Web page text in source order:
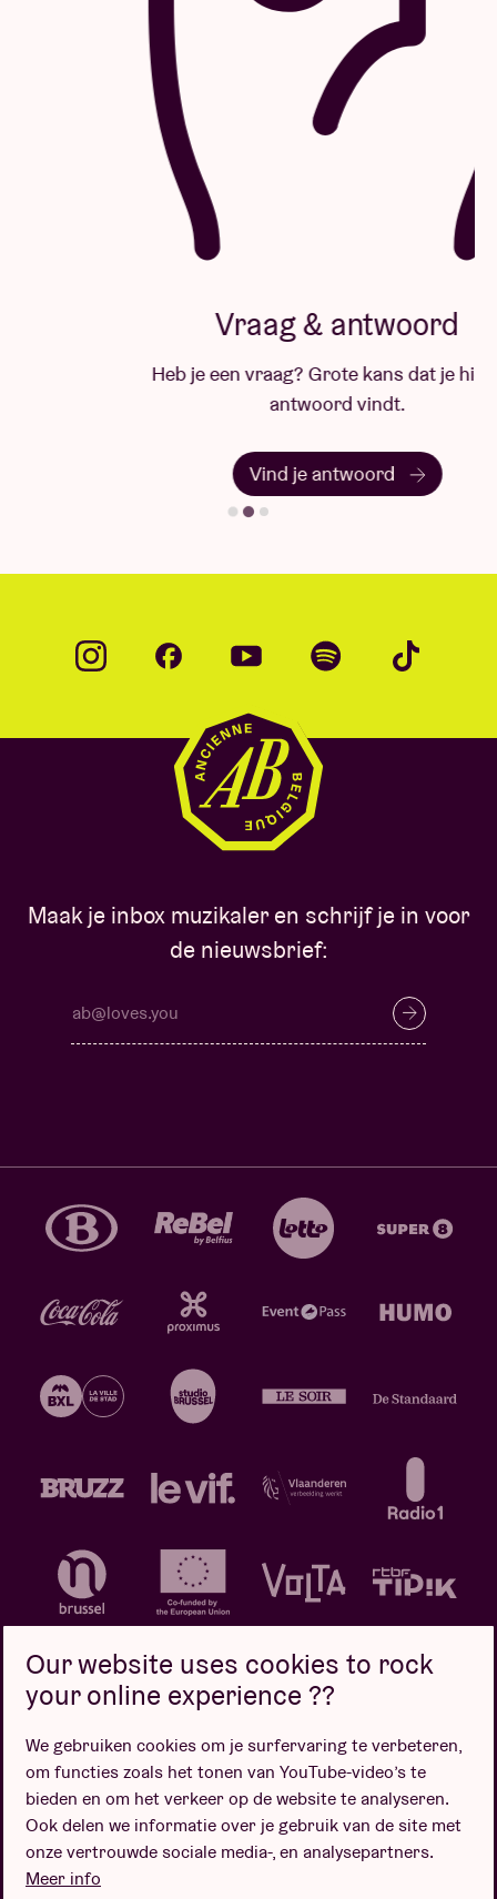
Vraag & antwoord
Heb je een vraag? Grote kans dat je hier het
antwoord vindt.
Vind je antwoord
Maak je inbox muzikaler en schrijf je in voor
de nieuwsbrief:
Privacybeleid Cookiebeleid
Verkoopsvoorwaarden
Design door
Our website uses cookies to rock
your online experience ??
We gebruiken cookies om je surfervaring te verbeteren,
om functies zoals het tonen van YouTube-video’s te
bieden en om het verkeer op de website te analyseren.
Ook delen we informatie over je gebruik van de site met
onze vertrouwde sociale media-, en analysepartners.
Meer info